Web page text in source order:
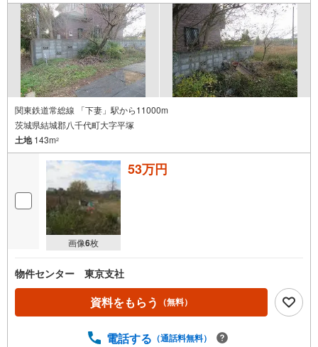
関東鉄道常総線 「下妻」駅から11000m
茨城県結城郡八千代町大字平塚
土地143m2
画像6枚
53万円
物件センター 東京支社
資料をもらう （無料）
電話する （通話料無料）